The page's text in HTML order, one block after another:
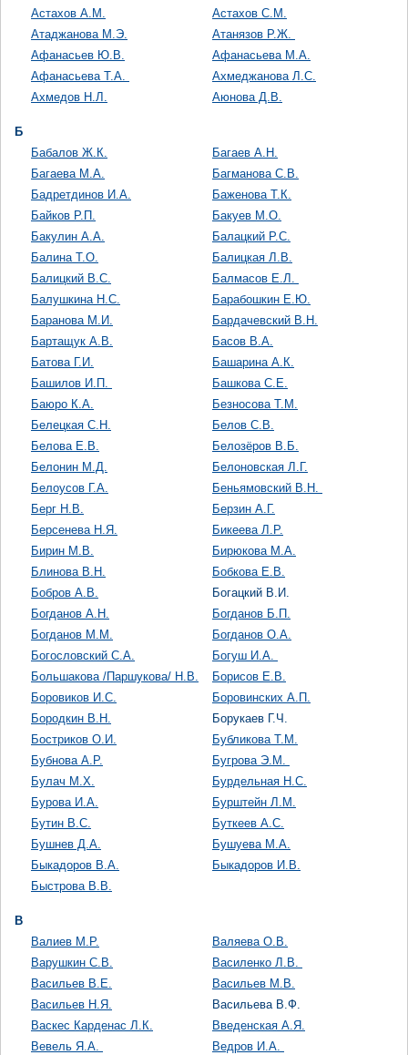
Астахов А.М.
Астахов С.М.
Атаджанова М.Э.
Атанязов Р.Ж.
Афанасьев Ю.В.
Афанасьева М.А.
Афанасьева Т.А.
Ахмеджанова Л.С.
Ахмедов Н.Л.
Аюнова Д.В.
Б
Бабалов Ж.К.
Багаев А.Н.
Багаева М.А.
Багманова С.В.
Бадретдинов И.А.
Баженова Т.К.
Байков Р.П.
Бакуев М.О.
Бакулин А.А.
Балацкий Р.С.
Балина Т.О.
Балицкая Л.В.
Балицкий В.С.
Балмасов Е.Л.
Балушкина Н.С.
Барабошкин Е.Ю.
Баранова М.И.
Бардачевский В.Н.
Бартащук А.В.
Басов В.А.
Батова Г.И.
Башарина А.К.
Башилов И.П.
Башкова С.Е.
Баюро К.А.
Безносова Т.М.
Белецкая С.Н.
Белов С.В.
Белова Е.В.
Белозёров В.Б.
Белонин М.Д.
Белоновская Л.Г.
Белоусов Г.А.
Беньямовский В.Н.
Берг Н.В.
Берзин А.Г.
Берсенева Н.Я.
Бикеева Л.Р.
Бирин М.В.
Бирюкова М.А.
Блинова В.Н.
Бобкова Е.В.
Бобров А.В.
Богацкий В.И.
Богданов А.Н.
Богданов Б.П.
Богданов М.М.
Богданов О.А.
Богословский С.А.
Богуш И.А.
Большакова /Паршукова/ Н.В.
Борисов Е.В.
Боровиков И.С.
Боровинских А.П.
Бородкин В.Н.
Борукаев Г.Ч.
Бостриков О.И.
Бубликова Т.М.
Бубнова А.Р.
Бугрова Э.М.
Булач М.Х.
Бурдельная Н.С.
Бурова И.А.
Бурштейн Л.М.
Бутин В.С.
Буткеев А.С.
Бушнев Д.А.
Бушуева М.А.
Быкадоров В.А.
Быкадоров И.В.
Быстрова В.В.
В
Валиев М.Р.
Валяева О.В.
Варушкин С.В.
Василенко Л.В.
Васильев В.Е.
Васильев М.В.
Васильев Н.Я.
Васильева В.Ф.
Васкес Карденас Л.К.
Введенская А.Я.
Вевель Я.А.
Ведров И.А.